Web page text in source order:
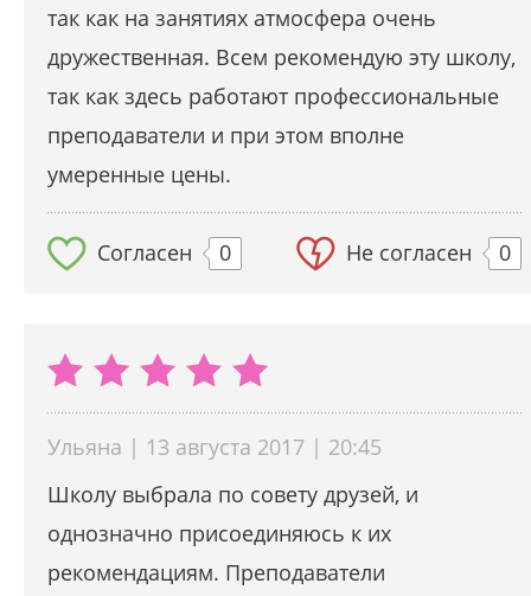
так как на занятиях атмосфера очень
дружественная. Всем рекомендую эту школу,
так как здесь работают профессиональные
преподаватели и при этом вполне
умеренные цены.
Согласен 0 Не согласен 0
Ульяна | 13 августа 2017 | 20:45
Школу выбрала по совету друзей, и
однозначно присоединяюсь к их
рекомендациям. Преподаватели